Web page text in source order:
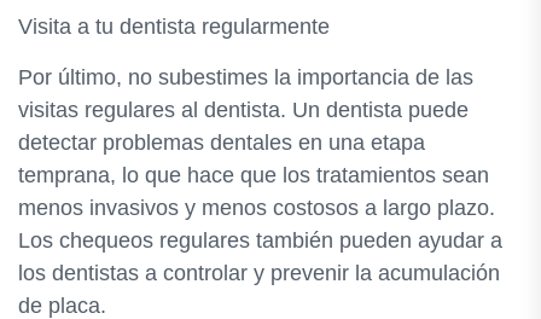
Visita a tu dentista regularmente
Por último, no subestimes la importancia de las
visitas regulares al dentista. Un dentista puede
detectar problemas dentales en una etapa
temprana, lo que hace que los tratamientos sean
menos invasivos y menos costosos a largo plazo.
Los chequeos regulares también pueden ayudar a
los dentistas a controlar y prevenir la acumulación
de placa.